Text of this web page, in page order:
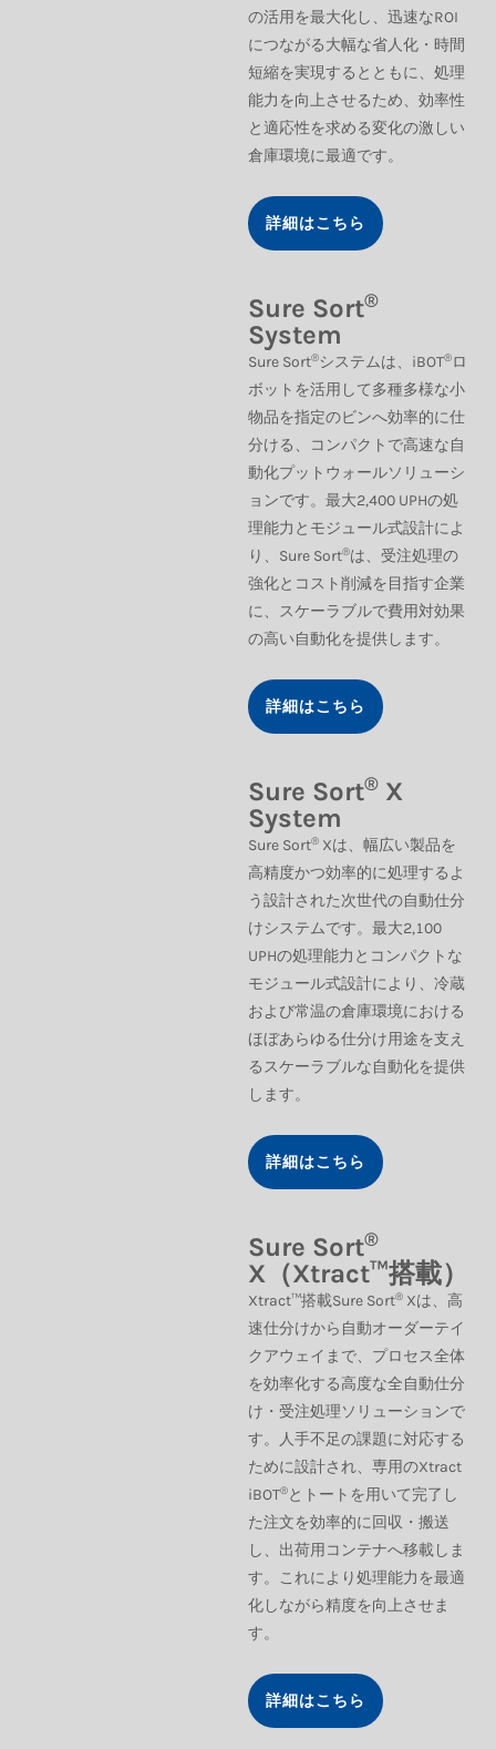
の活用を最大化し、迅速なROI
につながる大幅な省人化・時間
短縮を実現するとともに、処理
能力を向上させるため、効率性
と適応性を求める変化の激しい
倉庫環境に最適です。
詳細はこちら
Sure Sort®
System
Sure Sort®システムは、iBOT®ロ
ボットを活用して多種多様な小
物品を指定のビンへ効率的に仕
分ける、コンパクトで高速な自
動化プットウォールソリューシ
ョンです。最大2,400 UPHの処
理能力とモジュール式設計によ
り、Sure Sort®は、受注処理の
強化とコスト削減を目指す企業
に、スケーラブルで費用対効果
の高い自動化を提供します。
詳細はこちら
Sure Sort® X
System
Sure Sort® Xは、幅広い製品を
高精度かつ効率的に処理するよ
う設計された次世代の自動仕分
けシステムです。最大2,100
UPHの処理能力とコンパクトな
モジュール式設計により、冷蔵
および常温の倉庫環境における
ほぼあらゆる仕分け用途を支え
るスケーラブルな自動化を提供
します。
詳細はこちら
Sure Sort®
X（Xtract™搭載）
Xtract™搭載Sure Sort® Xは、高
速仕分けから自動オーダーテイ
クアウェイまで、プロセス全体
を効率化する高度な全自動仕分
け・受注処理ソリューションで
す。人手不足の課題に対応する
ために設計され、専用のXtract
iBOT®とトートを用いて完了し
た注文を効率的に回収・搬送
し、出荷用コンテナへ移載しま
す。これにより処理能力を最適
化しながら精度を向上させま
す。
詳細はこちら